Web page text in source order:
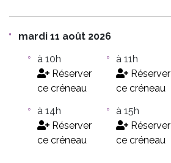
mardi 11 août 2026
à 10h
Réserver
ce créneau
à 11h
Réserver
ce créneau
à 14h
Réserver
ce créneau
à 15h
Réserver
ce créneau